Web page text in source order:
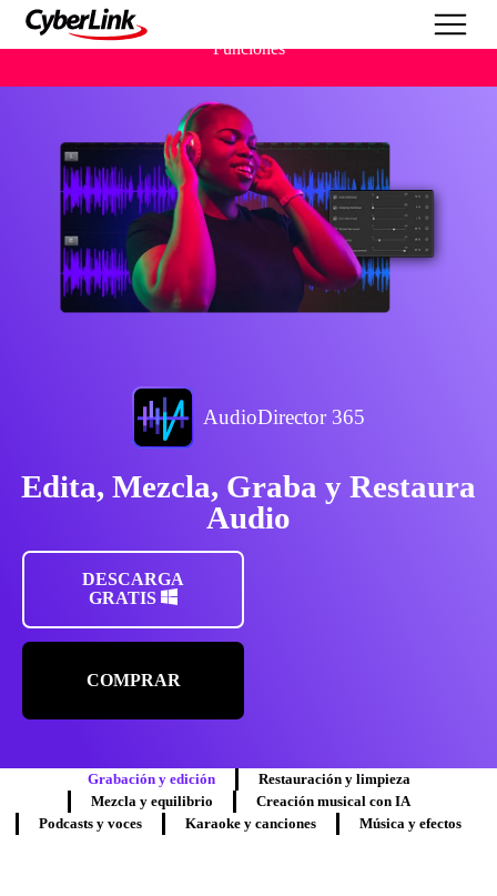
Funciones
AudioDirector 365
Edita, Mezcla, Graba y Restaura
Audio
DESCARGA
GRATIS
COMPRAR
Grabación y edición
Restauración y limpieza
Mezcla y equilibrio
Creación musical con IA
Podcasts y voces
Karaoke y canciones Música y efectos